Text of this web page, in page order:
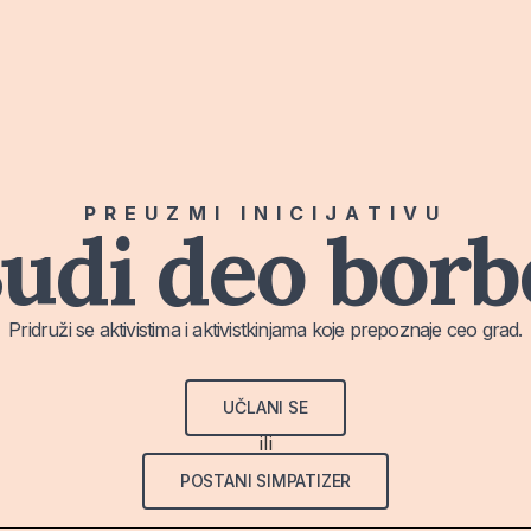
PREUZMI INICIJATIVU
deo
Pridruži se aktivistima i aktivistkinjama koje prepoznaje ceo grad.
UČLANI SE
ili
POSTANI SIMPATIZER